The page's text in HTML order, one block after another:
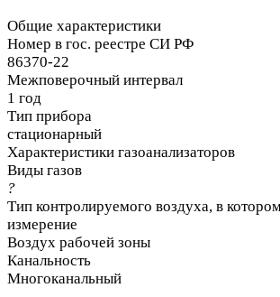
Общие характеристики
Номер в гос. реестре СИ РФ
86370-22
Межповерочный интервал
1 год
Тип прибора
стационарный
Характеристики газоанализаторов
Виды газов
?
Тип контролируемого воздуха, в
измерение
Воздух рабочей зоны
Канальность
Многоканальный